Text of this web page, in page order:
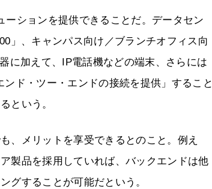
ションを提供できることだ。データセン
」、キャンパス向け／ブランチオフィス向
に加えて、IP電話機などの端末、さらには
ド・ツー・エンドの接続を提供」すること
という。
、メリットを享受できるとのこと。例え
製品を採用していれば、バックエンドは他
グすることが可能だという。